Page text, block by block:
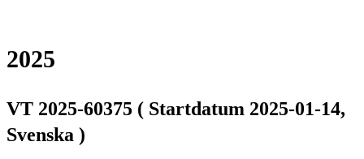
2025
VT 2025-60375 ( Startdatum 2025-01-14,
Svenska )